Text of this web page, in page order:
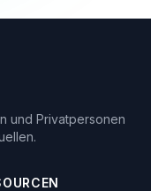
und Privatpersonen